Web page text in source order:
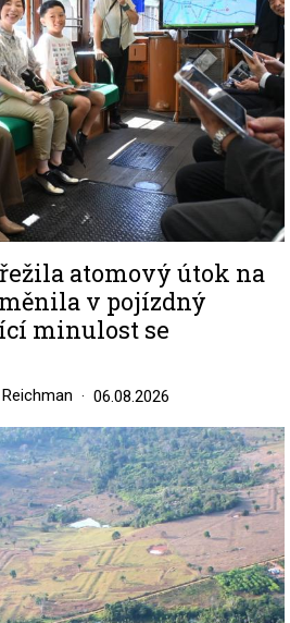
atomový útok na
v pojízdný
minulost se
06.08.2026